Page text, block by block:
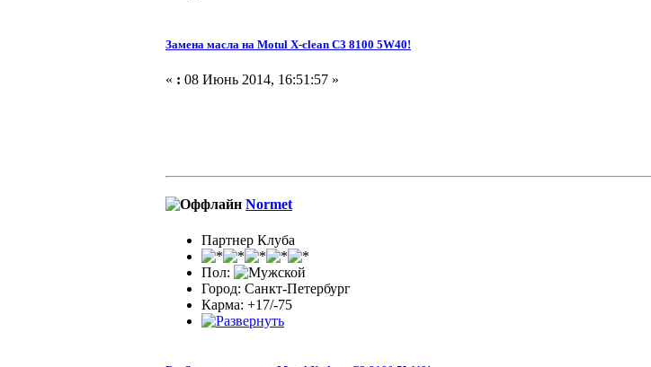
Замена масла на Motul X-clean C3 8100 5W40!
« : 08 Июнь 2014, 16:51:57 »
Normet
Партнер Клуба
Пол:
Город: Санкт-Петербург
Карма: +17/-75